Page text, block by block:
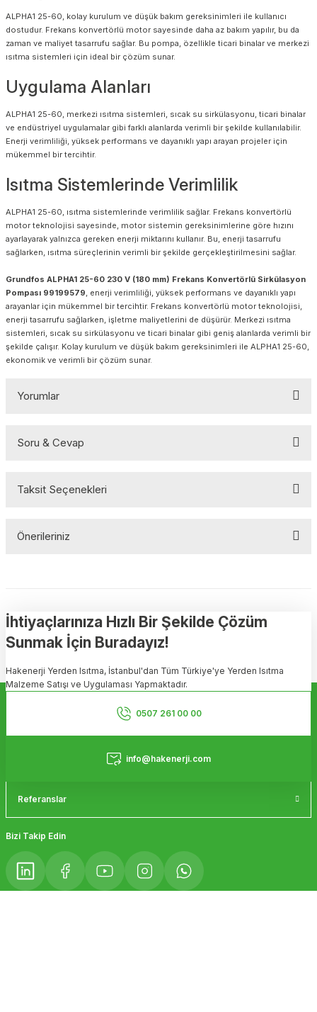
ALPHA1 25-60, kolay kurulum ve düşük bakım gereksinimleri ile kullanıcı
dostudur. Frekans konvertörlü motor sayesinde daha az bakım yapılır, bu da
zaman ve maliyet tasarrufu sağlar. Bu pompa, özellikle ticari binalar ve merkezi
ısıtma sistemleri için ideal bir çözüm sunar.
Uygulama Alanları
ALPHA1 25-60, merkezi ısıtma sistemleri, sıcak su sirkülasyonu, ticari binalar
ve endüstriyel uygulamalar gibi farklı alanlarda verimli bir şekilde kullanılabilir.
Enerji verimliliği, yüksek performans ve dayanıklı yapı arayan projeler için
mükemmel bir tercihtir.
Isıtma Sistemlerinde Verimlilik
ALPHA1 25-60, ısıtma sistemlerinde verimlilik sağlar. Frekans konvertörlü
motor teknolojisi sayesinde, motor sistemin gereksinimlerine göre hızını
ayarlayarak yalnızca gereken enerji miktarını kullanır. Bu, enerji tasarrufu
sağlarken, ısıtma süreçlerinin verimli bir şekilde gerçekleştirilmesini sağlar.
Grundfos ALPHA1 25-60 230 V (180 mm) Frekans Konvertörlü Sirkülasyon
Pompası 99199579 , enerji verimliliği, yüksek performans ve dayanıklı yapı
arayanlar için mükemmel bir tercihtir. Frekans konvertörlü motor teknolojisi,
enerji tasarrufu sağlarken, işletme maliyetlerini de düşürür. Merkezi ısıtma
sistemleri, sıcak su sirkülasyonu ve ticari binalar gibi geniş alanlarda verimli bir
şekilde çalışır. Kolay kurulum ve düşük bakım gereksinimleri ile ALPHA1 25-60,
ekonomik ve verimli bir çözüm sunar.
Yorumlar
Soru & Cevap
Taksit Seçenekleri
Önerileriniz
Görüş ve önerileriniz için teşekkür ederiz.
Ürün resmi kalitesiz, bozuk veya görüntülenemiyor.
Ürün açıklamasında eksik bilgiler bulunuyor.
Ürün bilgilerinde hatalar bulunuyor.
Ürün fiyatı diğer sitelerden daha pahalı.
Bu ürüne benzer farklı alternatifler olmalı.
İhtiyaçlarınıza Hızlı Bir Şekilde Çözüm
Sunmak İçin Buradayız!
Hakenerji Yerden Isıtma, İstanbul'dan Tüm Türkiye'ye Yerden Isıtma
Malzeme Satışı ve Uygulaması Yapmaktadır.
0507 261 00 00
info@hakenerji.com
Referanslar
Bizi Takip Edin